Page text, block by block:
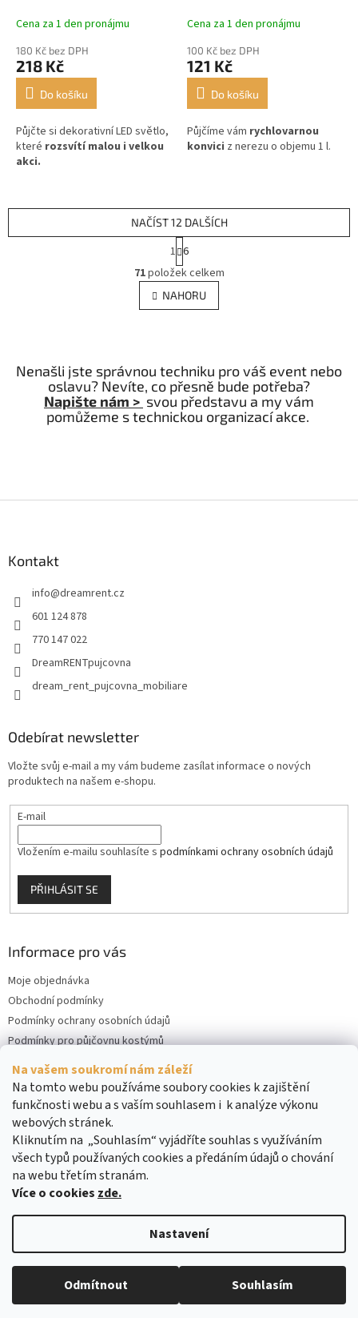
Na vašem soukromí nám záleží
Na tomto webu používáme soubory cookies k zajištění
funkčnosti webu a s vaším souhlasem i k analýze výkonu
webových stránek.
Kliknutím na „Souhlasím“ vyjádříte souhlas s využíváním
všech typů používaných cookies a předáním údajů o chování
na webu třetím stranám.
Více o cookies zde.
Nastavení
Odmítnout Souhlasím
Cena za 1 den pronájmu
180 Kč bez DPH
218 Kč
Do košíku
Půjčte si dekorativní LED světlo,
které rozsvítí malou i velkou
akci.
Cena za 1 den pronájmu
100 Kč bez DPH
121 Kč
Do košíku
Půjčíme vám rychlovarnou
konvici z nerezu o objemu 1 l.
O
v
l
á
í
p
r
v
NAČÍST 12 DALŠÍCH
t
r
á
n
k
n
í
1 6
71položek celkem
NAHORU
Nenašli jste správnou techniku pro váš event nebo
oslavu? Nevíte, co přesně bude potřeba?
Napište nám > svou představu a my vám
pomůžeme s technickou organizací akce.
Kontakt
info@dreamrent.cz
601 124 878
770 147 022
DreamRENTpujcovna
dream_rent_pujcovna_mobiliare
Odebírat newsletter
Vložte svůj e-mail a my vám budeme zasílat informace o nových
produktech na našem e-shopu.
E-mail
Vložením e-mailu souhlasíte s podmínkami ochrany osobních údajů
PŘIHLÁSIT SE
Informace pro vás
Moje objednávka
Obchodní podmínky
Podmínky ochrany osobních údajů
Podmínky pro půjčovnu kostýmů
Kontakty
Cookies
Copyright 2026DreamRENT. Všechna práva vyhrazena.Upravit